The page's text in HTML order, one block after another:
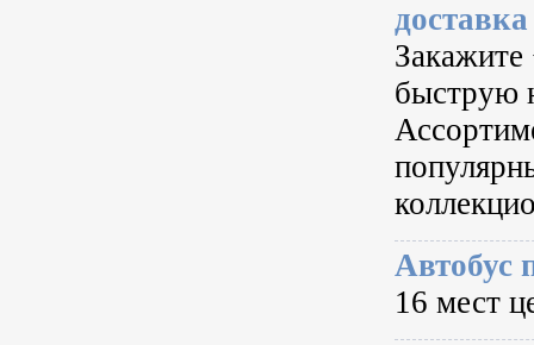
Закажите
быструю
Автобус
16 мест